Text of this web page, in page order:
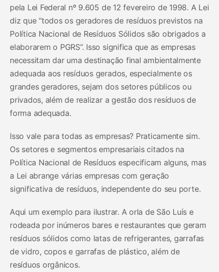
pela Lei Federal nº 9.605 de 12 fevereiro de 1998. A Lei
diz que “todos os geradores de resíduos previstos na
Política Nacional de Resíduos Sólidos são obrigados a
elaborarem o PGRS”. Isso significa que as empresas
necessitam dar uma destinação final ambientalmente
adequada aos resíduos gerados, especialmente os
grandes geradores, sejam dos setores públicos ou
privados, além de realizar a gestão dos resíduos de
forma adequada.
Isso vale para todas as empresas? Praticamente sim.
Os setores e segmentos empresariais citados na
Política Nacional de Resíduos especificam alguns, mas
a Lei abrange várias empresas com geração
significativa de resíduos, independente do seu porte.
Aqui um exemplo para ilustrar. A orla de São Luís e
rodeada por inúmeros bares e restaurantes que geram
resíduos sólidos como latas de refrigerantes, garrafas
de vidro, copos e garrafas de plástico, além de
resíduos orgânicos.